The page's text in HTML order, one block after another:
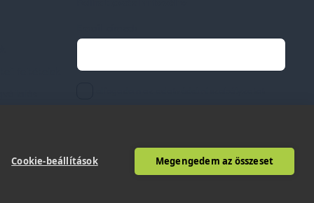
Cookie-beállítások Megengedem az összeset